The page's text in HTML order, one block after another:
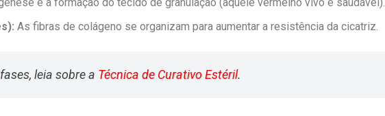
As fibras de colágeno se organizam para aumentar a resistência da cicatriz.
leia sobre a Técnica de Curativo Estéril.